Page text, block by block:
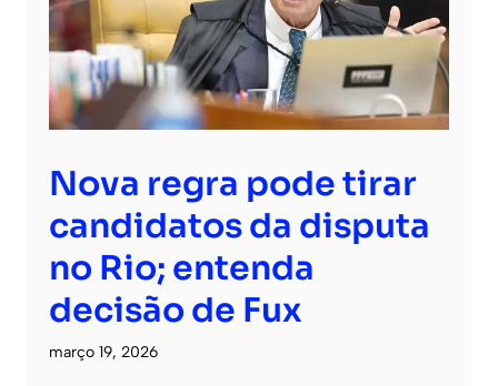
Nova regra pode tirar
candidatos da disputa
no Rio; entenda
decisão de Fux
março 19, 2026